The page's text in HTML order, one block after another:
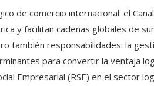
de comercio internacional: el
y facilitan cadenas globales de
también responsabilidades: la
para convertir la ventaja
Empresarial (RSE) en el sector